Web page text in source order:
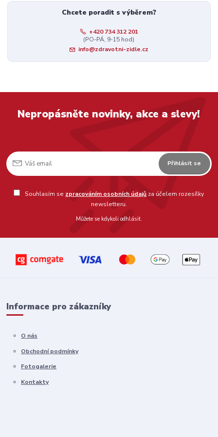
Chcete poradit s výběrem?
+420 734 312 201
(PO-PÁ, 9-15 hod)
info@zdravotni-zidle.cz
Nepropásněte novinky, akce a slevy!
Přihlásit se
Souhlasím se zpracováním osobních údajů za účelem rozesílky
newsletteru.
Můžete se kdykoli odhlásit.
Informace pro zákazníky
O nás
Obchodní podmínky
Fotogalerie
Kontakty